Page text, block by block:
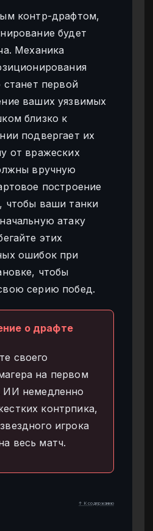
контр-драфтом,
будет
Механика
станет первой
ваших уязвимых
близко к
подвергает их
от вражеских
вручную
построение
чтобы ваши танки
атаку
этих
ошибок при
чтобы
серию побед.
о драфте
своего
на первом
ИИ немедленно
контрпика,
игрока
весь матч.
↑ К содержанию